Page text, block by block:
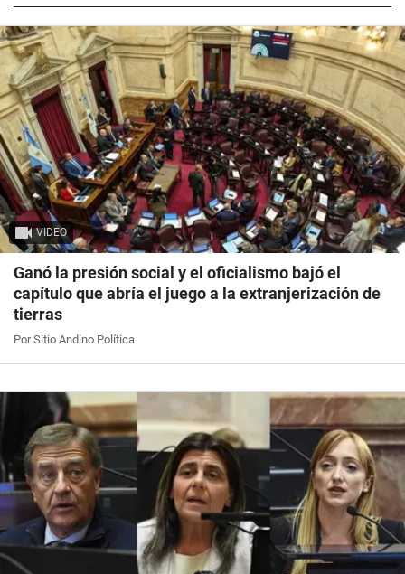
VIDEO
Ganó la presión social y el oficialismo bajó el
capítulo que abría el juego a la extranjerización de
tierras
Por Sitio Andino Política